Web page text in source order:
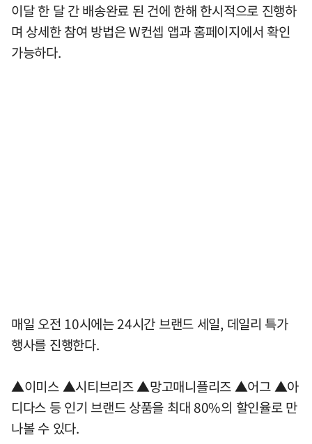
이달 한 달 간 배송완료 된 건에 한해 한시적으로 진행하
며 상세한 참여 방법은 W컨셉 앱과 홈페이지에서 확인
가능하다.
매일 오전 10시에는 24시간 브랜드 세일, 데일리 특가
행사를 진행한다.
▲이미스 ▲시티브리즈 ▲망고매니플리즈 ▲어그 ▲아
디다스 등 인기 브랜드 상품을 최대 80%의 할인율로 만
나볼 수 있다.